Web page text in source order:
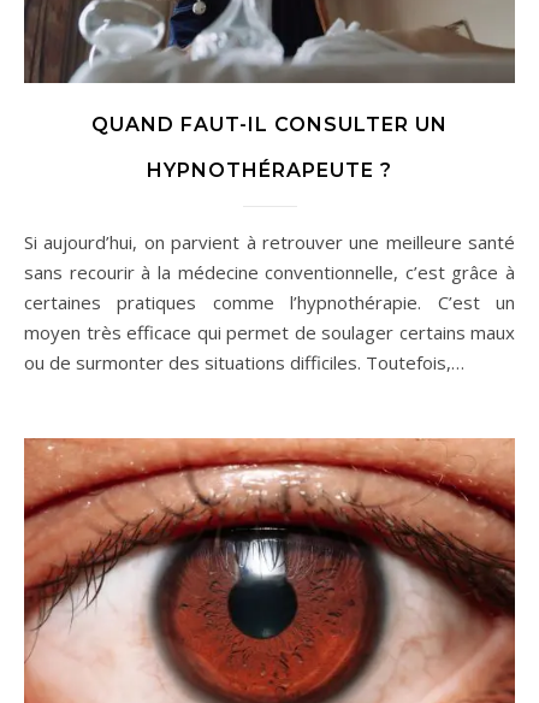
QUAND FAUT-IL CONSULTER UN
HYPNOTHÉRAPEUTE ?
Si aujourd’hui, on parvient à retrouver une meilleure santé
sans recourir à la médecine conventionnelle, c’est grâce à
certaines pratiques comme l’hypnothérapie. C’est un
moyen très efficace qui permet de soulager certains maux
ou de surmonter des situations difficiles. Toutefois,…